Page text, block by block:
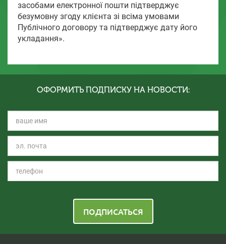
засобами електронної пошти підтверджує
безумовну згоду клієнта зі всіма умовами
Публічного договору та підтверджує дату його
укладання».
ОФОРМИТЬ ПОДПИСКУ НА НОВОСТИ:
ПОДПИСАТЬСЯ